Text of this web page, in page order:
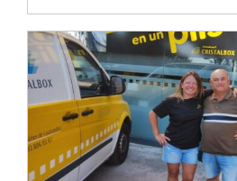
Llegir-ne més